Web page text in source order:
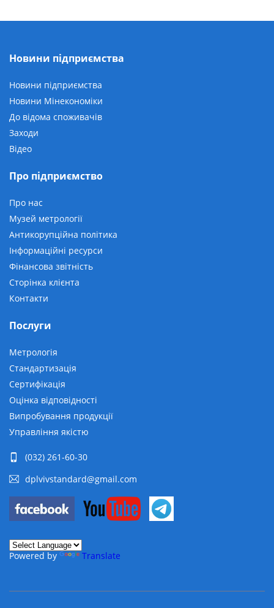
Новини підприємства
Новини підприємства
Новини Мінекономіки
До відома споживачів
Заходи
Відео
Про підприємство
Про нас
Музей метрології
Антикорупційна політика
Інформаційні ресурси
Фінансова звітність
Сторінка клієнта
Контакти
Послуги
Метрологія
Стандартизація
Сертифікація
Оцінка відповідності
Випробування продукції
Управління якістю
(032) 261-60-30
dplvivstandard@gmail.com
Powered by Translate